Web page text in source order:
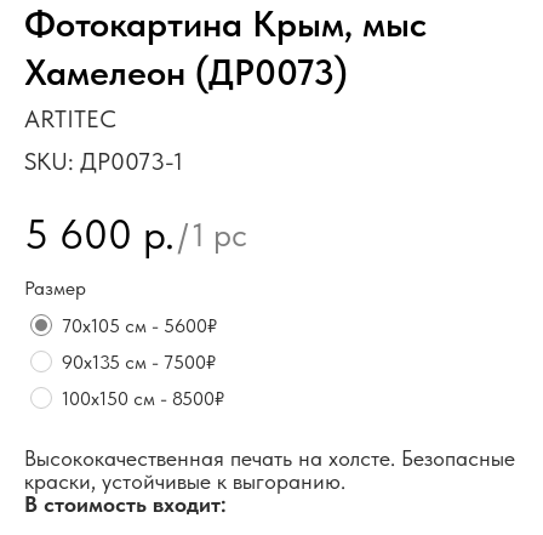
Фотокартина Крым, мыс
Хамелеон (ДР0073)
ARTITEC
SKU: ДР0073-1
5 600 р./1 pc
Размер
70х105 см - 5600₽
90х135 см - 7500₽
100х150 см - 8500₽
Высококачественная печать на холсте. Безопасные
краски, устойчивые к выгоранию.
В стоимость входит: